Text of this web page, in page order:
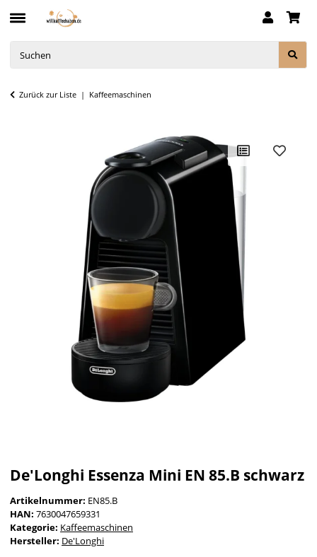
Zurück zur Liste Kaffeemaschinen
De'Longhi Essenza Mini EN 85.B schwarz
Artikelnummer: EN85.B
HAN: 7630047659331
Kategorie: Kaffeemaschinen
Hersteller: De'Longhi